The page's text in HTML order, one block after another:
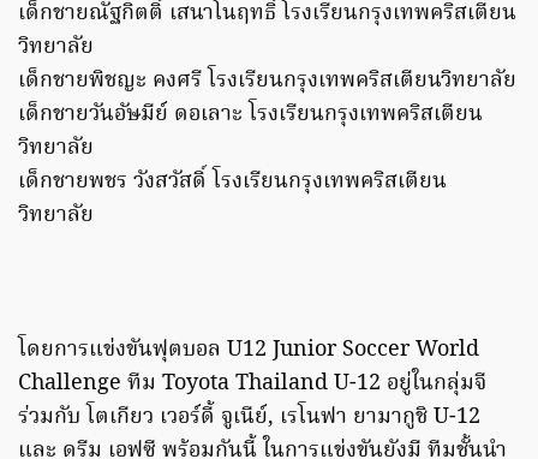
เด็กชายณัฐกิตติ์ เสนาโนฤทธิ์ โรงเรียนกรุงเทพคริสเตียน
วิทยาลัย
เด็กชายพิชญะ คงศรี โรงเรียนกรุงเทพคริสเตียนวิทยาลัย
เด็กชายวันอัษมีย์ ดอเลาะ โรงเรียนกรุงเทพคริสเตียน
วิทยาลัย
เด็กชายพชร วังสวัสดิ์ โรงเรียนกรุงเทพคริสเตียน
วิทยาลัย
โดยการแข่งขันฟุตบอล U12 Junior Soccer World
Challenge ทีม Toyota Thailand U-12 อยู่ในกลุ่มจี
ร่วมกับ โตเกียว เวอร์ดี้ จูเนีย์, เรโนฟา ยามากูชิ U-12
และ ดรีม เอฟซี พร้อมกันนี้ ในการแข่งขันยังมี ทีมชั้นนำ